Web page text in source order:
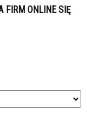
FIRM ONLINE SIĘ